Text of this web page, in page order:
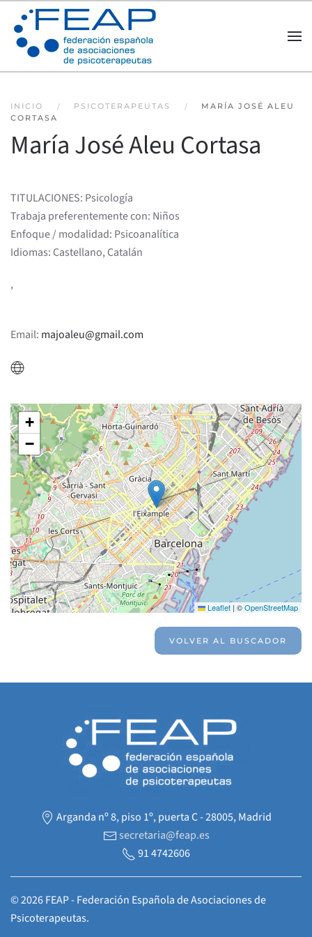
Skip to main content
INICIO PSICOTERAPEUTAS
MARÍA JOSÉ ALEU
CORTASA
María José Aleu Cortasa
TITULACIONES: Psicología
Trabaja preferentemente con: Niños
Enfoque / modalidad: Psicoanalítica
Idiomas: Castellano, Catalán
,
Email: majoaleu@gmail.com
+
−
Leaflet | ©OpenStreetMap
VOLVER AL BUSCADOR
Arganda nº 8, piso 1º, puerta C - 28005, Madrid
secretaria@feap.es
91 4742606
©2026FEAP - Federación Española de Asociaciones de
Psicoterapeutas.